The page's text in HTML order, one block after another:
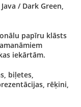
/ Dark Green,
papīru klāsts
iekārtām.
biļetes,
rēķini,